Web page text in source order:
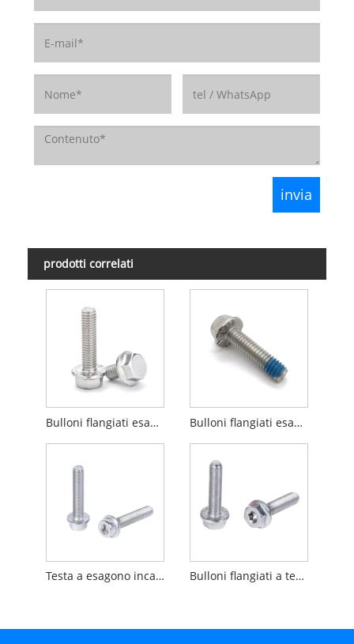
prodotti correlati
Bulloni flangiati esagonali in acciaio inossidabile con seghettati Bulloni flangiati esagonali con rivestimento in poliammide
Testa a esagono incassato DIN251 con viti flangiate seghettate Bulloni flangiati a testa esagonale con attacco Torx